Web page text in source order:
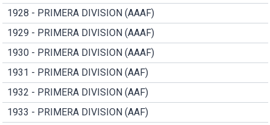
1928 - PRIMERA DIVISION (AAAF)
1929 - PRIMERA DIVISION (AAAF)
1930 - PRIMERA DIVISION (AAAF)
1931 - PRIMERA DIVISION (AAF)
1932 - PRIMERA DIVISION (AAF)
1933 - PRIMERA DIVISION (AAF)